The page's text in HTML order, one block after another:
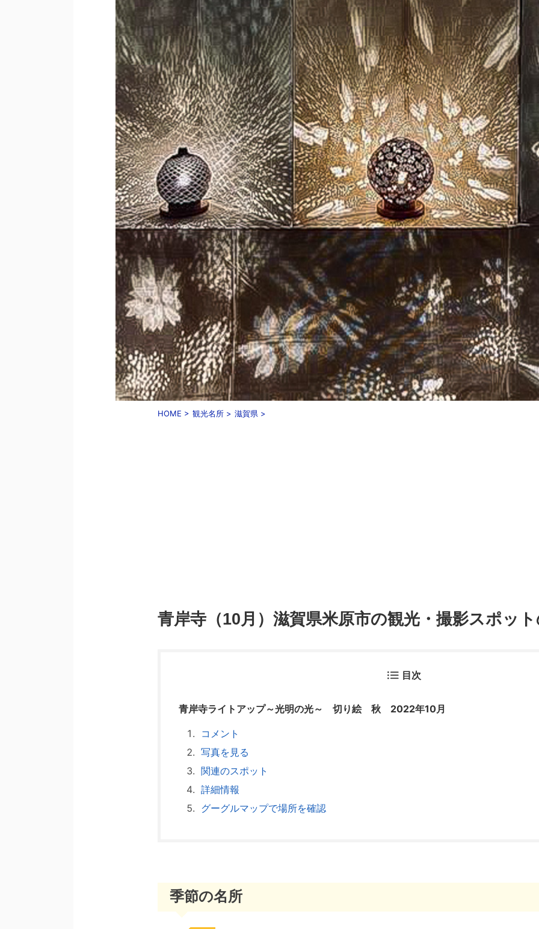
HOME > 観光名所 > 滋賀県 >
青岸寺（10月）滋賀県米原市の観光・撮影スポッ
目次
青岸寺ライトアップ～光明の光～ 切り絵 秋 2022年10月
コメント
写真を見る
関連のスポット
詳細情報
グーグルマップで場所を確認
季節の名所